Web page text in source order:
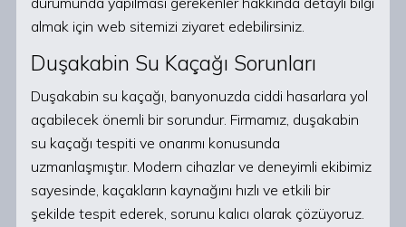
almak için web sitemizi ziyaret edebilirsiniz.
Duşakabin Su Kaçağı Sorunları
Duşakabin su kaçağı, banyonuzda ciddi hasarlara yol
açabilecek önemli bir sorundur. Firmamız, duşakabin
su kaçağı tespiti ve onarımı konusunda
uzmanlaşmıştır. Modern cihazlar ve deneyimli ekibimiz
sayesinde, kaçakların kaynağını hızlı ve etkili bir
şekilde tespit ederek, sorunu kalıcı olarak çözüyoruz.